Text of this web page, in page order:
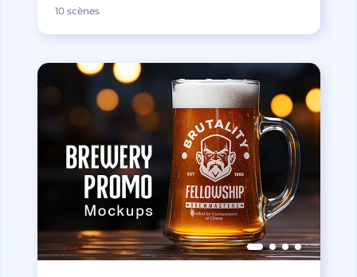
10 scènes